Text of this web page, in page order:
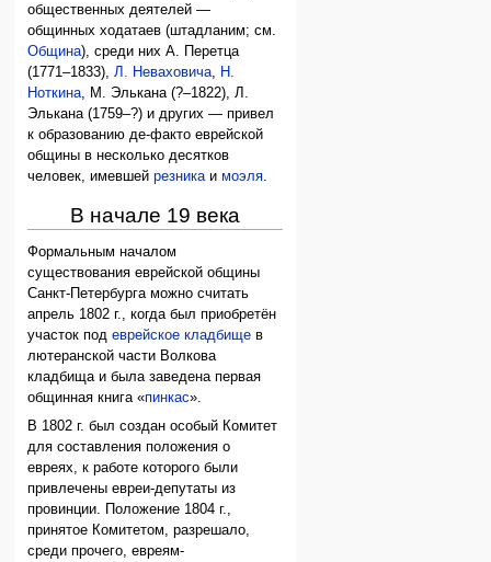
общественных деятелей —
общинных ходатаев (штадланим; см.
Община), среди них А. Перетца
(1771–1833),Л. Неваховича, Н.
Ноткина, М. Элькана (?–1822), Л.
Элькана (1759–?) и других — привел
к образованию де-факто еврейской
общины в несколько десятков
человек, имевшейрезникаимоэля.
В начале 19 века
Формальным началом
существования еврейской общины
Санкт-Петербурга можно считать
апрель 1802 г., когда был приобретён
участок подеврейское кладбище в
лютеранской части Волкова
кладбища и была заведена первая
общинная книга «пинкас».
В 1802 г. был создан особый Комитет
для составления положения о
евреях, к работе которого были
привлечены евреи-депутаты из
провинции. Положение 1804 г.,
принятое Комитетом, разрешало,
среди прочего, евреям-